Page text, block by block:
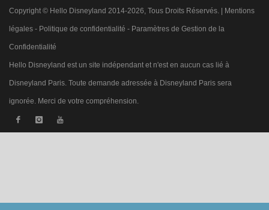
Copyright © Hello Disneyland 2014-2026, Tous Droits Réservés. | Mentions
légales - Politique de confidentialité - Paramètres de Gestion de la
Confidentialité
Hello Disneyland est un site indépendant et n'est en aucun cas lié à
Disneyland Paris. Toute demande adressée à Disneyland Paris sera
ignorée. Merci de votre compréhension.